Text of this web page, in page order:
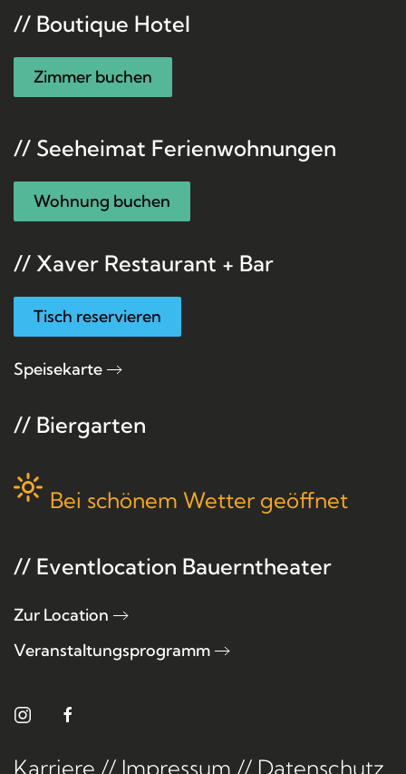
// Boutique Hotel
Zimmer buchen
// Seeheimat Ferienwohnungen
Wohnung buchen
// Xaver Restaurant + Bar
Tisch reservieren
Speisekarte
// Biergarten
Bei schönem Wetter geöffnet
// Eventlocation Bauerntheater
Zur Location
Veranstaltungsprogramm
Karriere // Impressum // Datenschutz